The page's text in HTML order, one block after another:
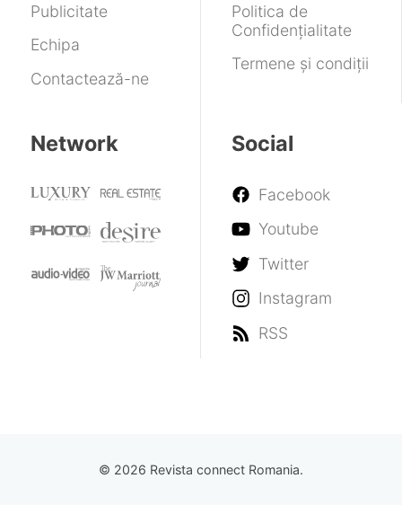
Publicitate
Echipa
Contactează-ne
Politica de
Confidențialitate
Termene și condiții
Network Social
Facebook
Youtube
Twitter
Instagram
RSS
© 2026 Revista connect Romania.